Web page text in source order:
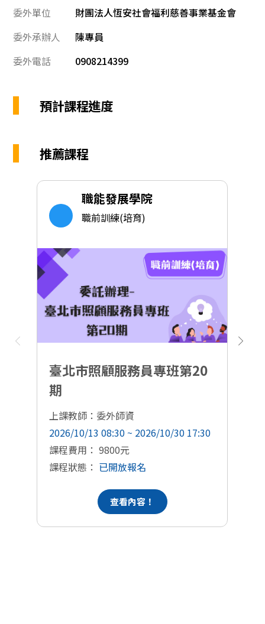
委外單位
財團法人恆安社會福利慈善事業基金會
委外承辦人
陳專員
委外電話
0908214399
預計課程進度
推薦課程
職能發展學院
職前訓練(培育)
臺北市照顧服務員專班第20
期
上課教師：委外師資
2026/10/13 08:30 ~ 2026/10/30 17:30
課程費用： 9800元
課程狀態： 已開放報名
查看內容！